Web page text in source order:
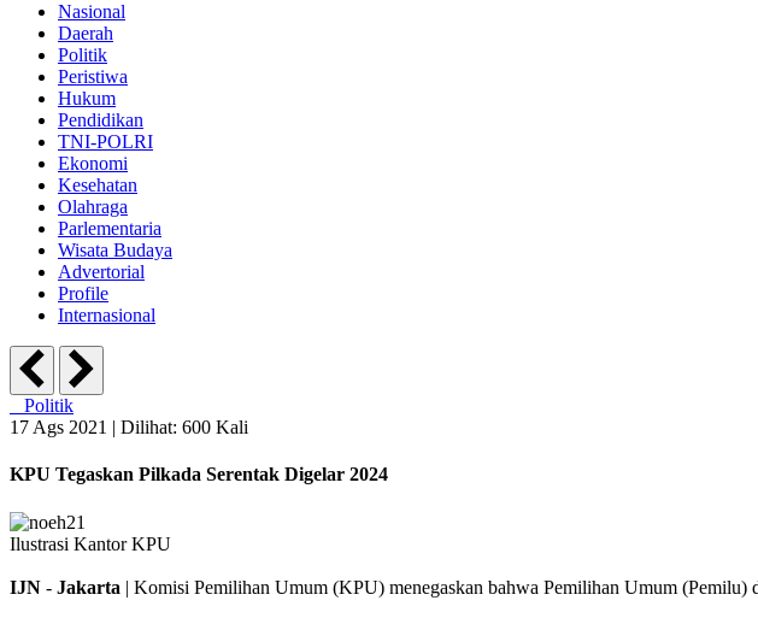
Nasional
Daerah
Politik
Peristiwa
Hukum
Pendidikan
TNI-POLRI
Ekonomi
Kesehatan
Olahraga
Parlementaria
Wisata Budaya
Advertorial
Profile
Internasional
Politik
17 Ags 2021 | Dilihat: 600 Kali
KPU Tegaskan Pilkada Serentak Digelar 2024
Ilustrasi Kantor KPU
IJN - Jakarta | Komisi Pemilihan Umum (KPU) menegaskan bahwa Pemilihan Umum (Pemilu)